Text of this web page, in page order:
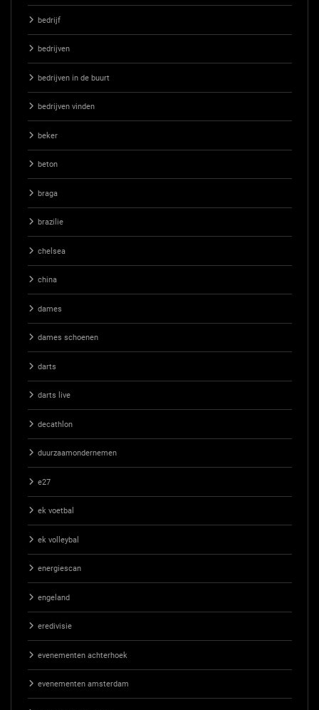
bedrijf
bedrijven
bedrijven in de buurt
bedrijven vinden
beker
beton
braga
brazilie
chelsea
china
dames
dames schoenen
darts
darts live
decathlon
duurzaamondernemen
e27
ek voetbal
ek volleybal
energiescan
engeland
eredivisie
evenementen achterhoek
evenementen amsterdam